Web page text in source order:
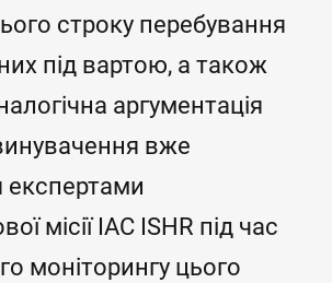
строку перебування
під вартою, а також
аргументація
вже
експертами
місії IAC ISHR під час
моніторингу цього